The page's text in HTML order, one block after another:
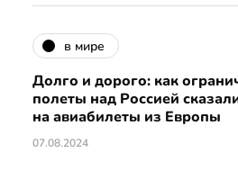
в мире
Долго и дорого: как
полеты над Россией
на авиабилеты из Европы
07.08.2024